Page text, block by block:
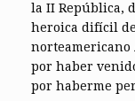
la II República,
heroica difícil
norteamericano
por haber
por haberme